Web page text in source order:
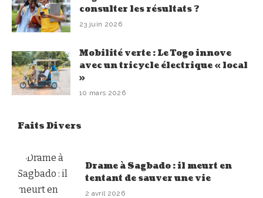
consulter les résultats ?
23 juin 2026
Mobilité verte : Le Togo innove
avec un tricycle électrique « local
»
10 mars 2026
Faits Divers
Drame à Sagbado : il meurt en
tentant de sauver une vie
2 avril 2026